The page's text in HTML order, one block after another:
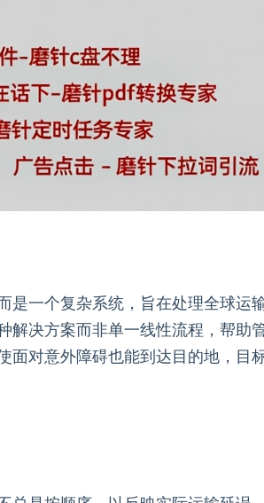
一个复杂系统，旨在处理全球运
决方案而非单一线性流程，帮助
对意外障碍也能到达目的地，目